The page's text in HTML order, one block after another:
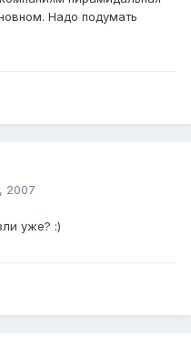
Надо подумать
2007
уже? :)